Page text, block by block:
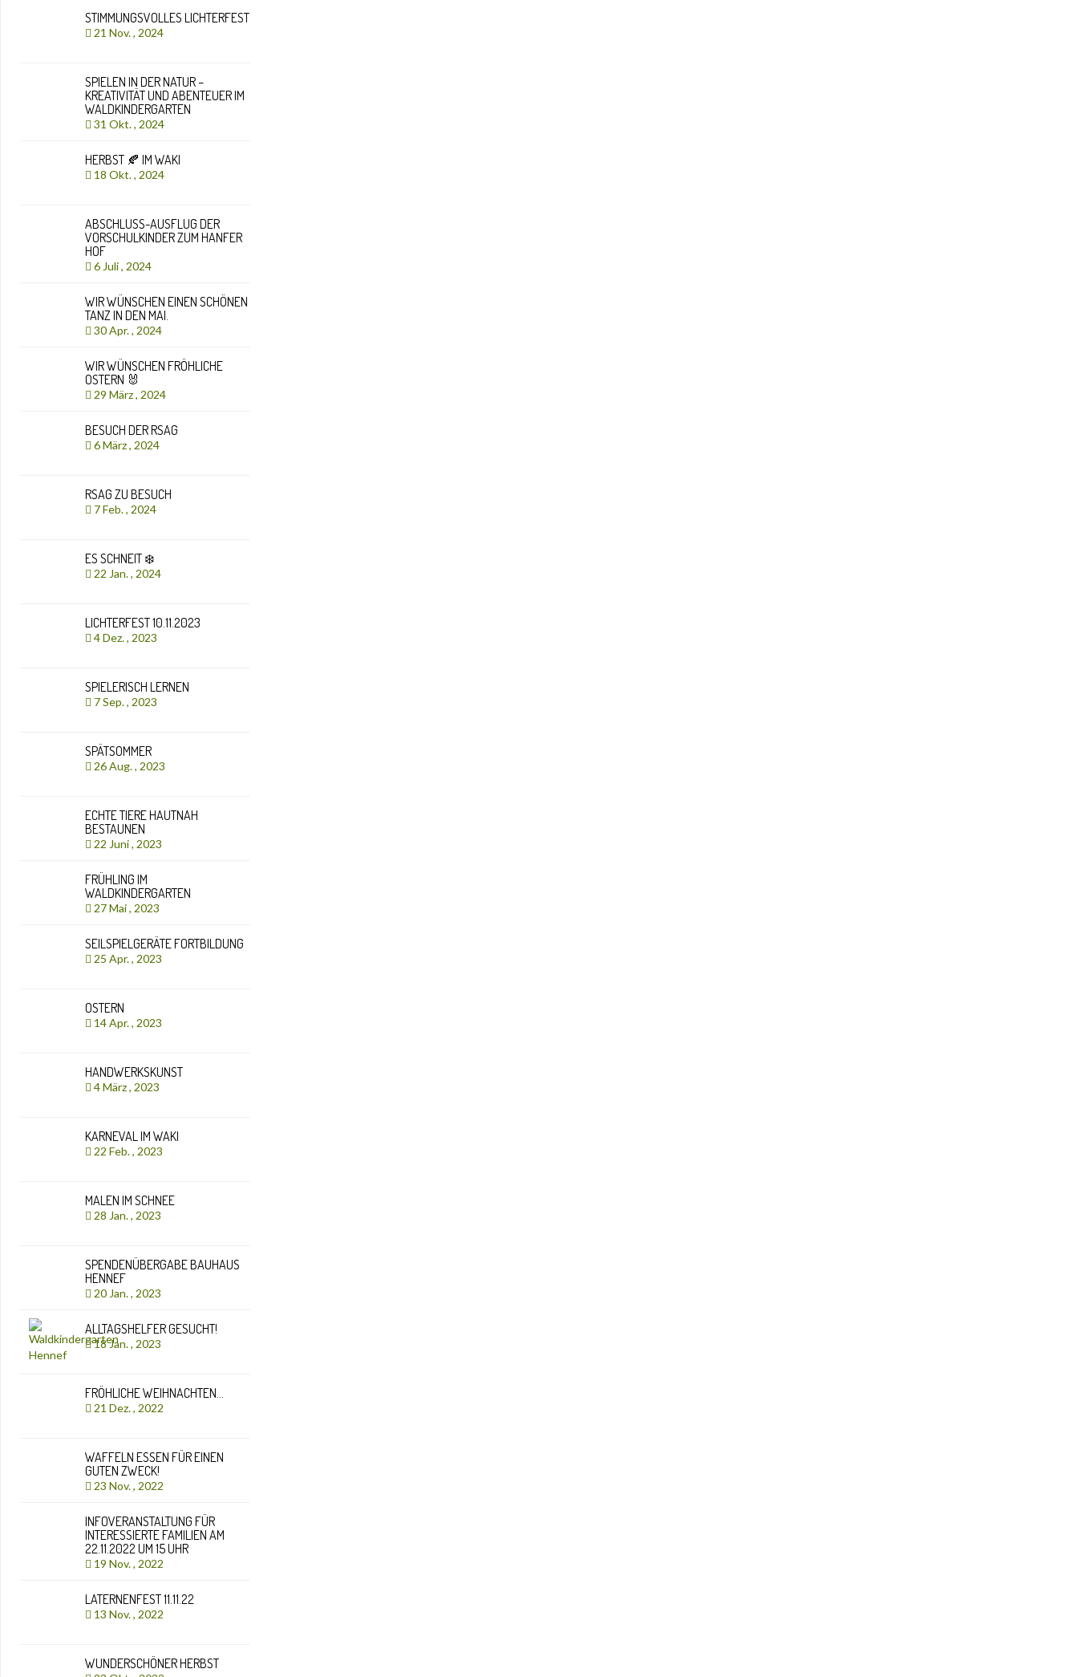
STIMMUNGSVOLLES LICHTERFEST
21 Nov. , 2024
SPIELEN IN DER NATUR –
KREATIVITÄT UND ABENTEUER IM
WALDKINDERGARTEN
31 Okt. , 2024
HERBST 🍂 IM WAKI
18 Okt. , 2024
ABSCHLUSS-AUSFLUG DER
VORSCHULKINDER ZUM HANFER
HOF
6 Juli , 2024
WIR WÜNSCHEN EINEN SCHÖNEN
TANZ IN DEN MAI.
30 Apr. , 2024
WIR WÜNSCHEN FRÖHLICHE
OSTERN 🐰
29 März , 2024
BESUCH DER RSAG
6 März , 2024
RSAG ZU BESUCH
7 Feb. , 2024
ES SCHNEIT ❄️
22 Jan. , 2024
LICHTERFEST 10.11.2023
4 Dez. , 2023
SPIELERISCH LERNEN
7 Sep. , 2023
SPÄTSOMMER
26 Aug. , 2023
ECHTE TIERE HAUTNAH
BESTAUNEN
22 Juni , 2023
FRÜHLING IM
WALDKINDERGARTEN
27 Mai , 2023
SEILSPIELGERÄTE FORTBILDUNG
25 Apr. , 2023
OSTERN
14 Apr. , 2023
HANDWERKSKUNST
4 März , 2023
KARNEVAL IM WAKI
22 Feb. , 2023
MALEN IM SCHNEE
28 Jan. , 2023
SPENDENÜBERGABE BAUHAUS
HENNEF
20 Jan. , 2023
ALLTAGSHELFER GESUCHT!
18 Jan. , 2023
FRÖHLICHE WEIHNACHTEN…
21 Dez. , 2022
WAFFELN ESSEN FÜR EINEN
GUTEN ZWECK!
23 Nov. , 2022
INFOVERANSTALTUNG FÜR
INTERESSIERTE FAMILIEN AM
22.11.2022 UM 15 UHR
19 Nov. , 2022
LATERNENFEST 11.11.22
13 Nov. , 2022
WUNDERSCHÖNER HERBST